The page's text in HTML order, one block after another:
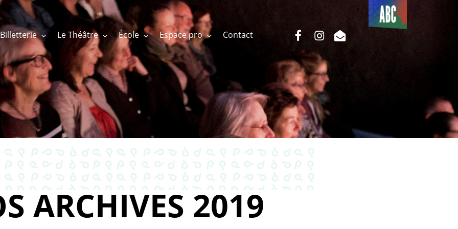
Billetterie Le Théâtre École Espace pro Contact
Du côté
de l’ABC
facebookinstagram
email
ARCHIVES 2019